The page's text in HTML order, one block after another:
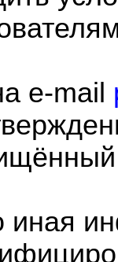
e-mail
иная